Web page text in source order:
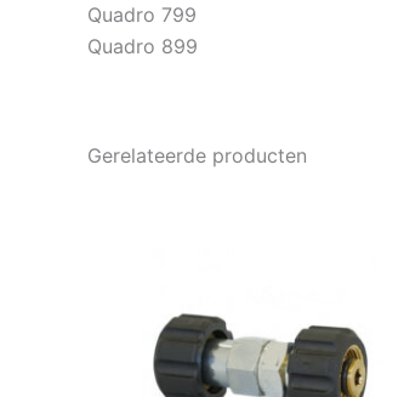
Quadro 799
Quadro 899
Gerelateerde producten